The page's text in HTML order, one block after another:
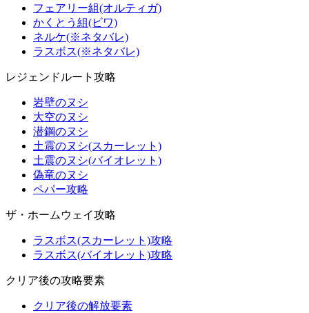
フェアリー組(オルティガ)
かくとう組(ビワ)
ネルケ(※ネタバレ)
ラスボス(※ネタバレ)
レジェンドルート攻略
岩壁のヌシ
大空のヌシ
潜鋼のヌシ
土震のヌシ(スカーレット)
土震のヌシ(バイオレット)
偽竜のヌシ
ペパー攻略
ザ・ホームウェイ攻略
ラスボス(スカーレット)攻略
ラスボス(バイオレット)攻略
クリア後の攻略要素
クリア後の解放要素